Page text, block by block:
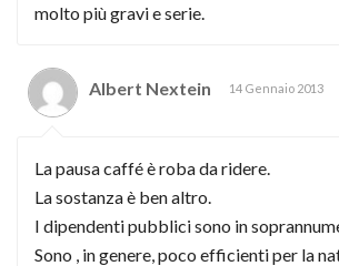
molto più gravi e serie.
Albert Nextein 14 Gennaio 2013
La pausa caffé è roba da ridere.
La sostanza è ben altro.
I dipendenti pubblici sono in
Sono , in genere, poco efficienti per la